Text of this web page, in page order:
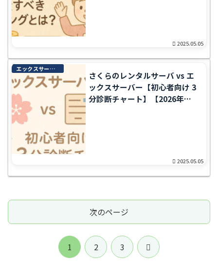
2025.05.05
エックスサーバー完全ガイド
さくらのレンタルサーバ vs エ
ックスサーバー【初心者向け 3
分診断チャート】【2026年最
2025.05.05
次のページ
1 2 3
次